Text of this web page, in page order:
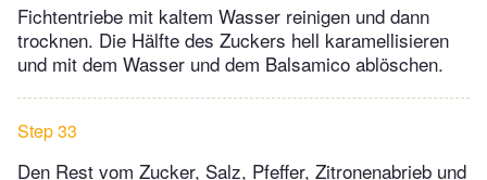
Fichtentriebe mit kaltem Wasser reinigen und dann
trocknen. Die Hälfte des Zuckers hell karamellisieren
und mit dem Wasser und dem Balsamico ablöschen.
Step 33
Den Rest vom Zucker, Salz, Pfeffer, Zitronenabrieb und